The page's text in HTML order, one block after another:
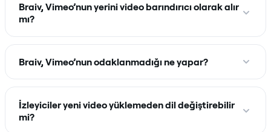
Braiv, Vimeo’nun yerini video barındırıcı olarak alır
mı?
Braiv, Vimeo’nun odaklanmadığı ne yapar?
İzleyiciler yeni video yüklemeden dil değiştirebilir
mi?